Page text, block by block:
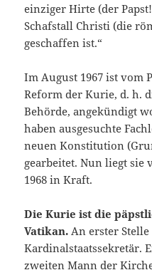
einziger Hirte (der
Schafstall Christi (die
geschaffen ist.“
Im August 1967 ist vom
Reform der Kurie, d. h.
Behörde, angekündigt
haben ausgesuchte
neuen Konstitution
gearbeitet. Nun liegt sie
1968 in Kraft.
Die Kurie ist die
Vatikan. An erster
Kardinalstaatssekretär.
zweiten Mann der